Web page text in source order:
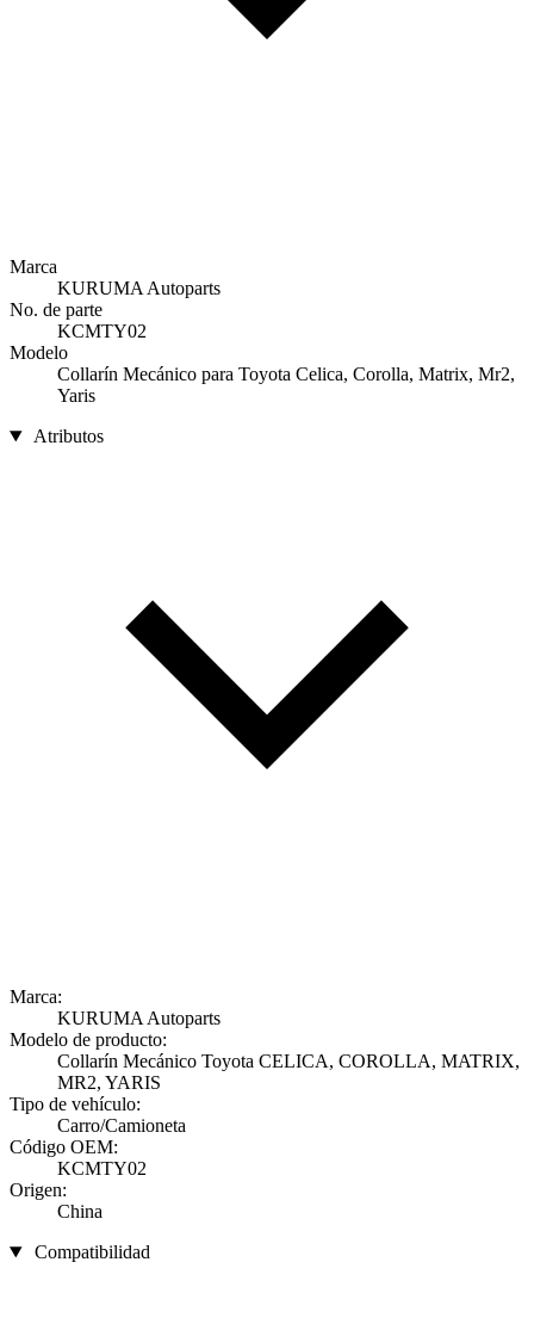
Marca
KURUMA Autoparts
No. de parte
KCMTY02
Modelo
Collarín Mecánico para Toyota Celica, Corolla, Matrix, Mr2,
Yaris
Atributos
Marca:
KURUMA Autoparts
Modelo de producto:
Collarín Mecánico Toyota CELICA, COROLLA, MATRIX,
MR2, YARIS
Tipo de vehículo:
Carro/Camioneta
Código OEM:
KCMTY02
Origen:
China
Compatibilidad